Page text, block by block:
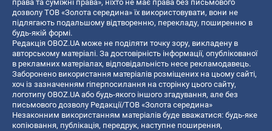
права та суміжні права», ніхто не має права без письмового
дозволу ТОВ «Золота середина» їх використовувати, вони не
підлягають подальшому відтворенню, перекладу, поширенню в
будь-якій формі.
Редакція OBOZ.UA може не поділяти точку зору, викладену в
авторському матеріалі. За достовірність інформації, опублікованої
в рекламних матеріалах, відповідальність несе рекламодавець.
Заборонено використання матеріалів розміщених на цьому сайті,
хоч із зазначенням гіперпосилання на сторінку цього сайту,
логотипу OBOZ.UA або будь-якого іншого згадування, але без
письмового дозволу Редакції/ТОВ «Золота середина»
Незаконним використанням матеріалів буде вважатися: будь-яке
копiювання, публiкацiя, передрук, наступне поширення,